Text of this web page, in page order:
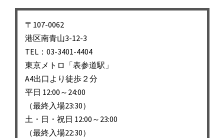
ビ
ゲ
ー
シ
ョ
ン
〒107-0062
港区南青山3-12-3
TEL：03-3401-4404
東京メトロ「表参道駅」
A4出口より徒歩２分
平日 12:00～24:00
（最終入場23:30）
土・日・祝日 12:00～23:00
（最終入場22:30）